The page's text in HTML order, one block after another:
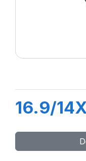
16.9/